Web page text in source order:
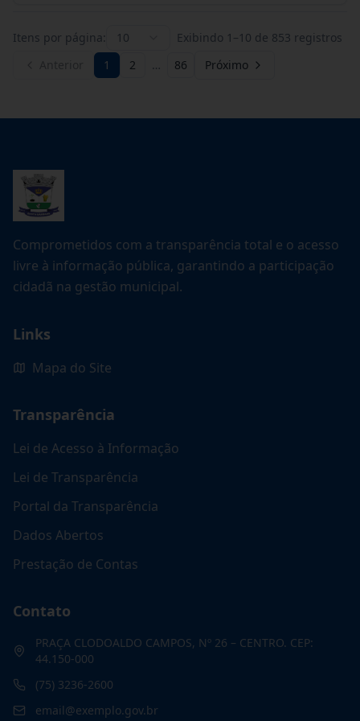
Itens por página: 10 Exibindo 1 –10 de 853 registros
1 2 … 86 Próximo
Comprometidos com a transparência total e o acesso
livre à informação pública, garantindo a participação
cidadã na gestão municipal.
Links
Mapa do Site
Transparência
Lei de Acesso à Informação
Lei de Transparência
Portal da Transparência
Dados Abertos
Prestação de Contas
Contato
PRAÇA CLODOALDO CAMPOS, Nº 26 – CENTRO. CEP:
44.150-000
(75) 3236-2600
email@exemplo.gov.br